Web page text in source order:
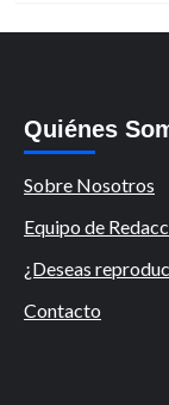
Quiénes
Sobre Nosotros
Equipo de
¿Deseas
Contacto